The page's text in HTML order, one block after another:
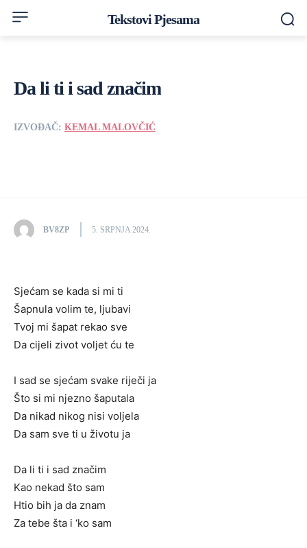
Tekstovi Pjesama
Da li ti i sad značim
IZVOĐAČ: KEMAL MALOVČIĆ
BV8ZP 5. SRPNJA 2024.
Sjećam se kada si mi ti
Šapnula volim te, ljubavi
Tvoj mi šapat rekao sve
Da cijeli zivot voljet ću te
I sad se sjećam svake riječi ja
Što si mi njezno šaputala
Da nikad nikog nisi voljela
Da sam sve ti u životu ja
Da li ti i sad značim
Kao nekad što sam
Htio bih ja da znam
Za tebe šta i ‘ko sam